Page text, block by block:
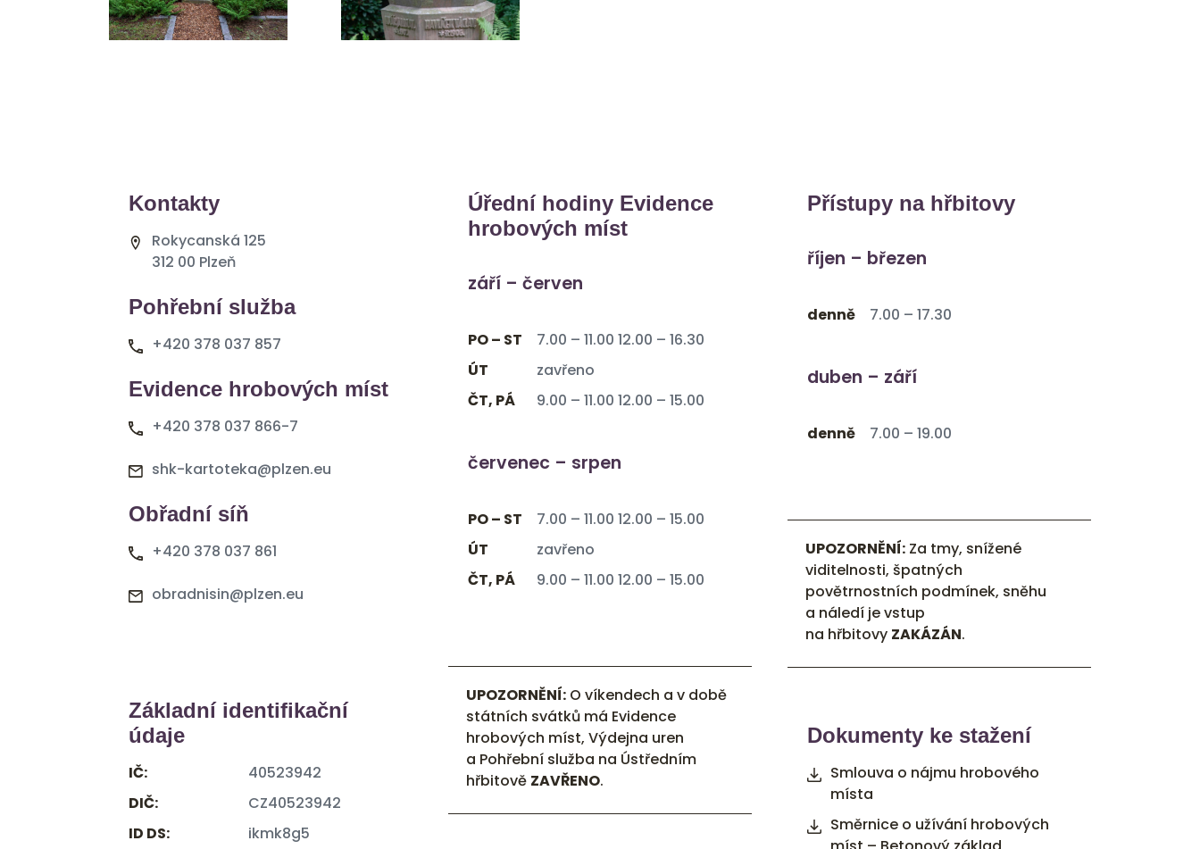
Kontakty
Rokycanská 125
312 00 Plzeň
Pohřební služba
+420 378 037 857
Evidence hrobových míst
+420 378 037 866-7
shk-kartoteka@plzen.eu
Obřadní síň
+420 378 037 861
obradnisin@plzen.eu
Základní identifikační
údaje
IČ:
40523942
DIČ:
CZ40523942
ID DS:
ikmk8g5
Úřední hodiny Evidence
hrobových míst
září – červen
PO – ST
7.00 – 11.00 12.00 – 16.30
ÚT
zavřeno
ČT, PÁ
9.00 – 11.00 12.00 – 15.00
červenec – srpen
PO – ST
7.00 – 11.00 12.00 – 15.00
ÚT
zavřeno
ČT, PÁ
9.00 – 11.00 12.00 – 15.00
UPOZORNĚNÍ: O víkendech a v době
státních svátků má Evidence
hrobových míst, Výdejna uren
a Pohřební služba na Ústředním
hřbitově ZAVŘENO.
Přístupy na hřbitovy
říjen – březen
denně 7.00 – 17.30
duben – září
denně 7.00 – 19.00
UPOZORNĚNÍ: Za tmy, snížené
viditelnosti, špatných
povětrnostních podmínek, sněhu
a náledí je vstup
na hřbitovy ZAKÁZÁN.
Dokumenty ke stažení
Smlouva o nájmu hrobového
místa
Směrnice o užívání hrobových